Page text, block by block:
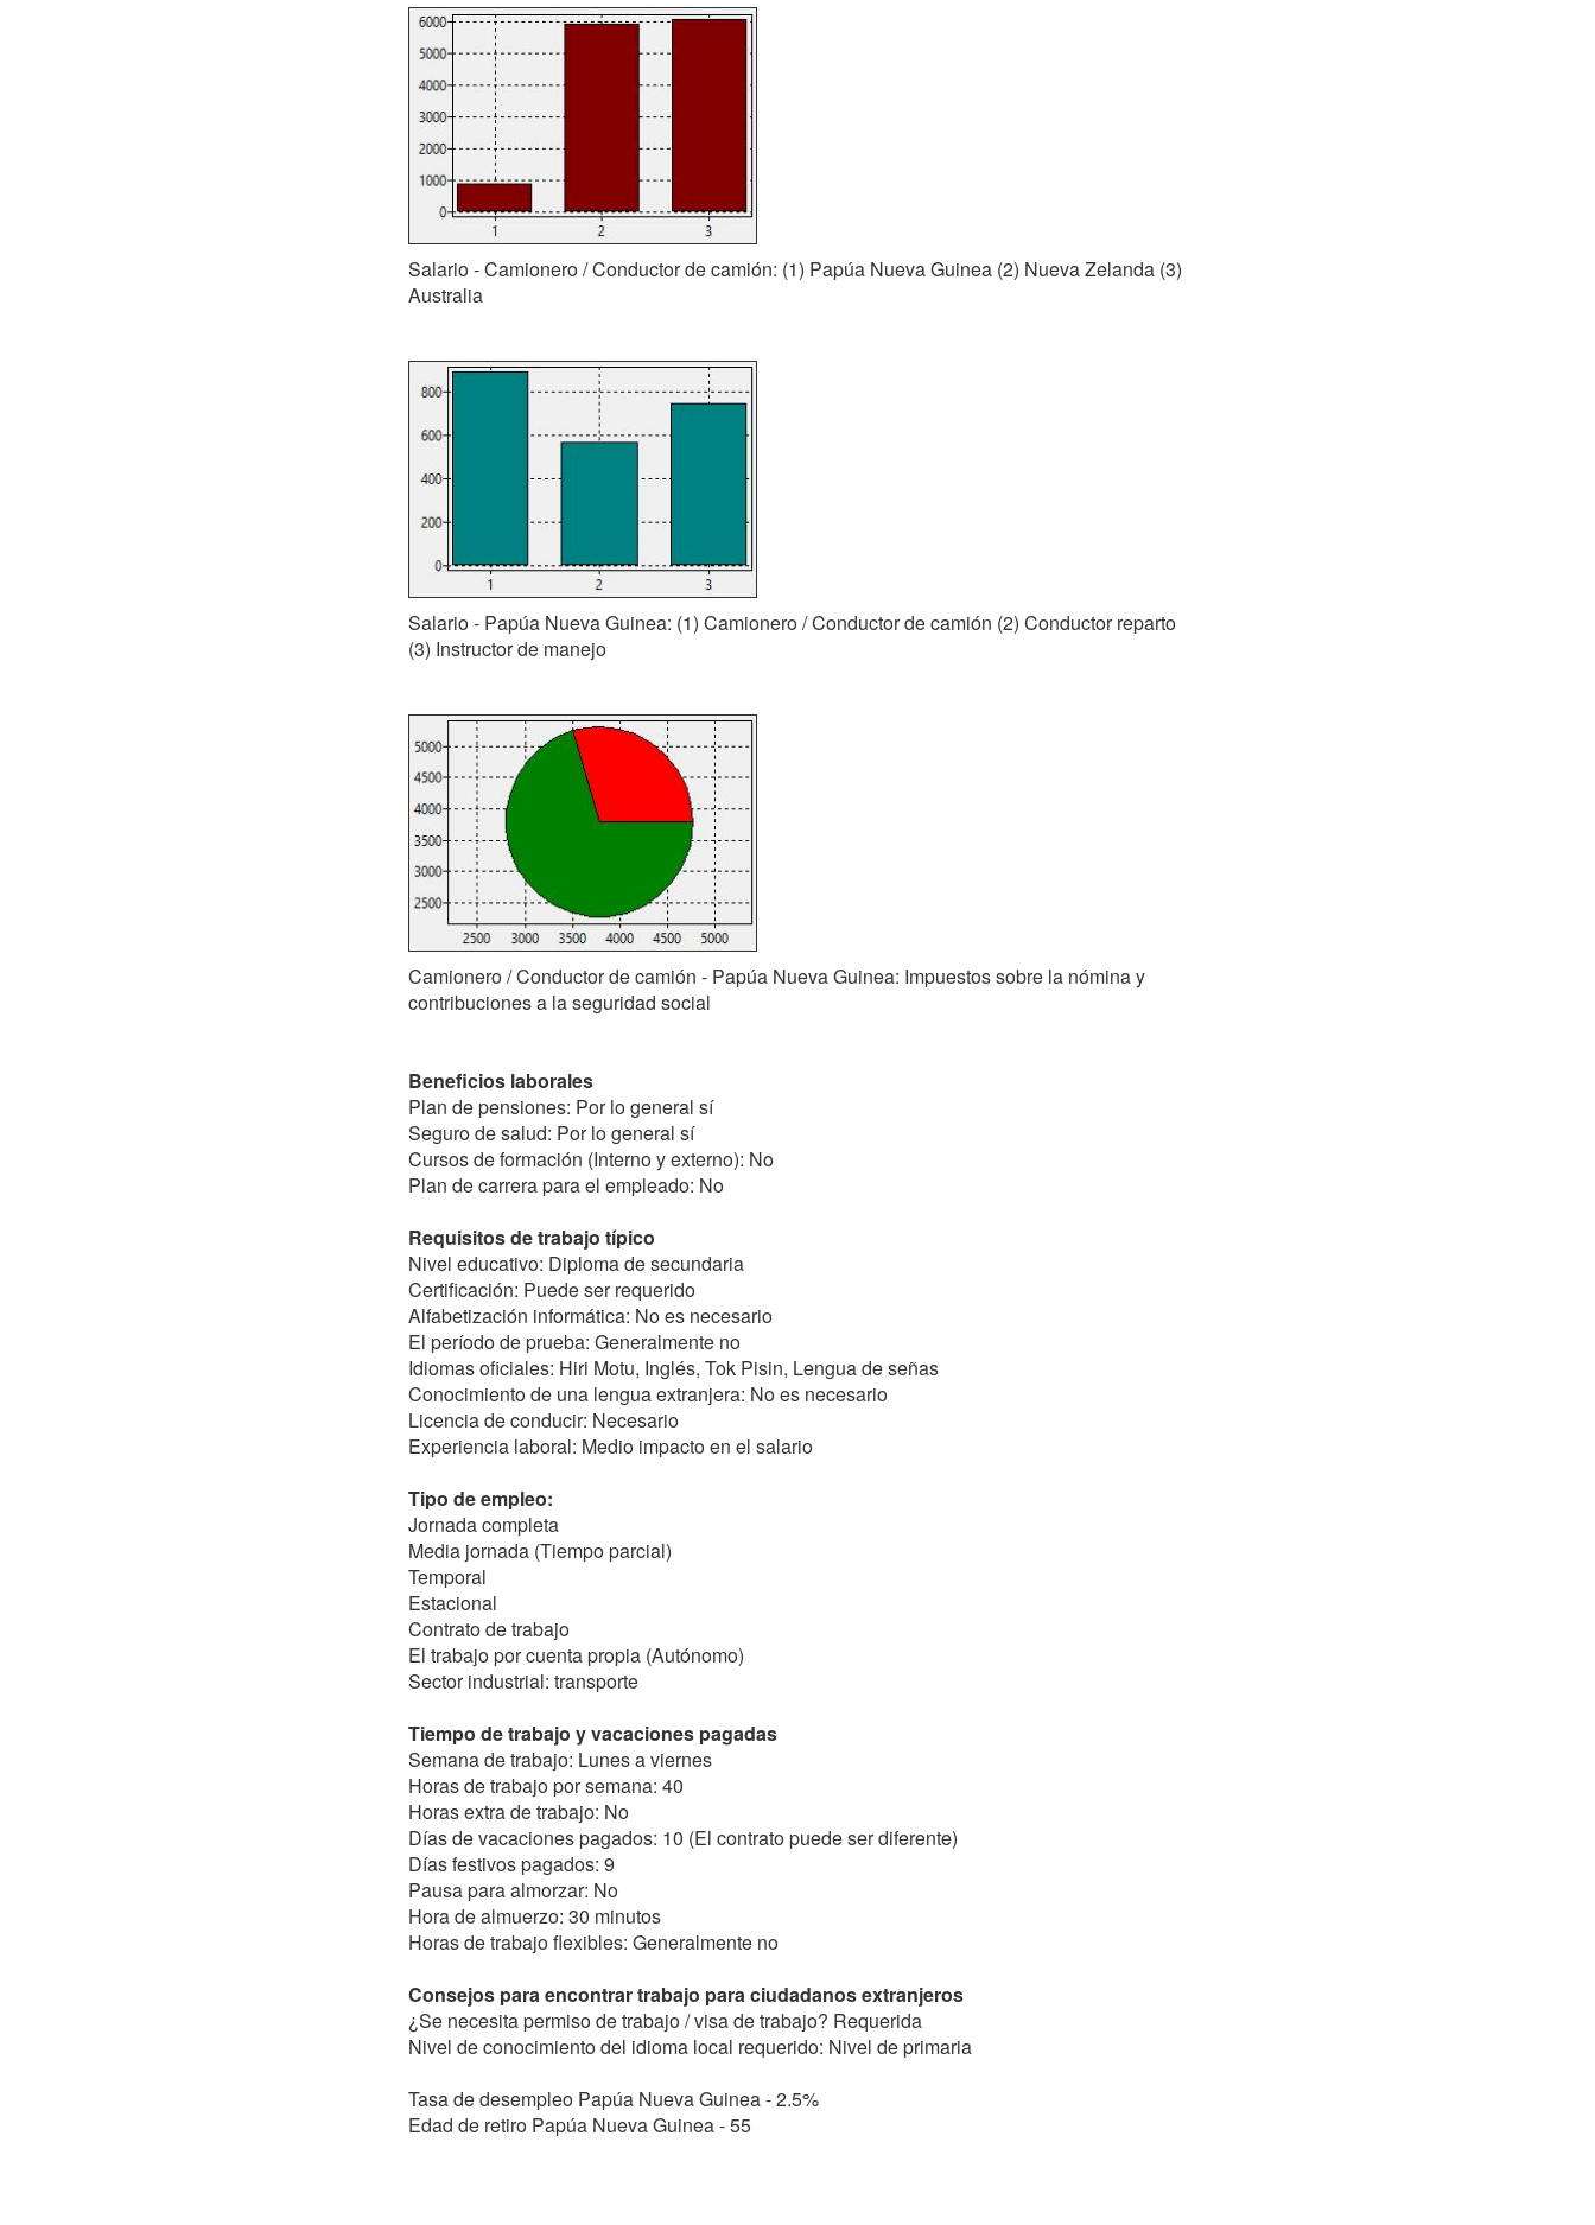
Salario - Camionero / Conductor de camión: (1) Papúa Nueva Guinea (2) Nueva Zelanda (3)
Australia
Salario - Papúa Nueva Guinea: (1) Camionero / Conductor de camión (2) Conductor reparto
(3) Instructor de manejo
Camionero / Conductor de camión - Papúa Nueva Guinea: Impuestos sobre la nómina y
contribuciones a la seguridad social
Beneficios laborales
Plan de pensiones: Por lo general sí
Seguro de salud: Por lo general sí
Cursos de formación (Interno y externo): No
Plan de carrera para el empleado: No
Requisitos de trabajo típico
Nivel educativo: Diploma de secundaria
Certificación: Puede ser requerido
Alfabetización informática: No es necesario
El período de prueba: Generalmente no
Idiomas oficiales: Hiri Motu, Inglés, Tok Pisin, Lengua de señas
Conocimiento de una lengua extranjera: No es necesario
Licencia de conducir: Necesario
Experiencia laboral: Medio impacto en el salario
Tipo de empleo:
Jornada completa
Media jornada (Tiempo parcial)
Temporal
Estacional
Contrato de trabajo
El trabajo por cuenta propia (Autónomo)
Sector industrial: transporte
Tiempo de trabajo y vacaciones pagadas
Semana de trabajo: Lunes a viernes
Horas de trabajo por semana: 40
Horas extra de trabajo: No
Días de vacaciones pagados: 10 (El contrato puede ser diferente)
Días festivos pagados: 9
Pausa para almorzar: No
Hora de almuerzo: 30 minutos
Horas de trabajo flexibles: Generalmente no
Consejos para encontrar trabajo para ciudadanos extranjeros
¿Se necesita permiso de trabajo / visa de trabajo? Requerida
Nivel de conocimiento del idioma local requerido: Nivel de primaria
Tasa de desempleo Papúa Nueva Guinea - 2.5%
Edad de retiro Papúa Nueva Guinea - 55